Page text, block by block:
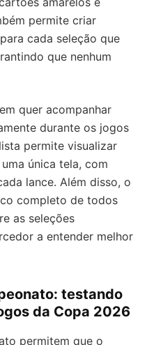
permite criar
cada seleção que
que nenhum
quer acompanhar
durante os jogos
permite visualizar
única tela, com
lance. Além disso, o
completo de todos
as seleções
a entender melhor
testando
da Copa 2026
permitem que o